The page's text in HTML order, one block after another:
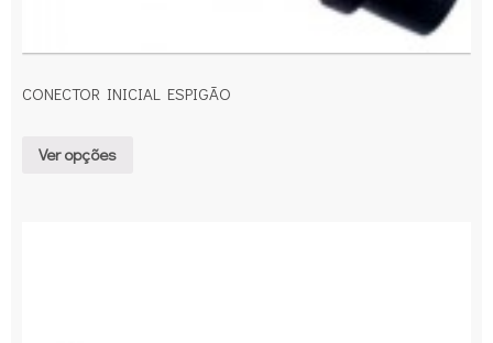
CONECTOR INICIAL ESPIGÃO
Ver opções